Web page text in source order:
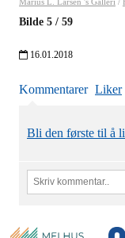
Bilde 5 / 59
16.01.2018
Kommentarer Liker
Bli den første til å